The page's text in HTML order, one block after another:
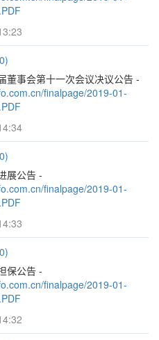
董事会第十一次会议决议公告 -
finalpage/2019-01-
展公告 -
finalpage/2019-01-
保公告 -
finalpage/2019-01-